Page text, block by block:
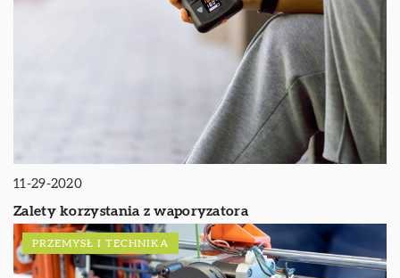
11-29-2020
Zalety korzystania z waporyzatora
PRZEMYSŁ I TECHNIKA